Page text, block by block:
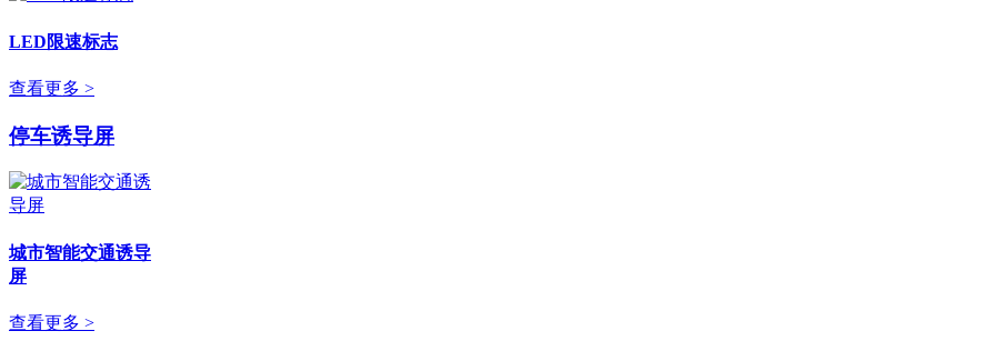
LED限速标志
查看更多 >
停车诱导屏
城市智能交通诱导
屏
查看更多 >